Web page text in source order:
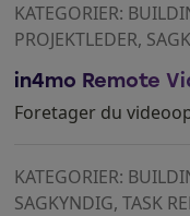
KATEGORIER:
PROJEKTLEDER,
in4mo Remote
Foretager du
KATEGORIER:
SAGKYNDIG, TASK